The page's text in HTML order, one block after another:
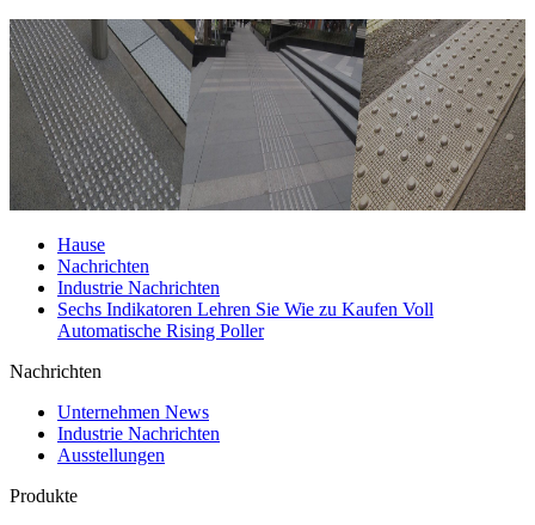
Hause
Nachrichten
Industrie Nachrichten
Sechs Indikatoren Lehren Sie Wie zu Kaufen Voll
Automatische Rising Poller
Nachrichten
Unternehmen News
Industrie Nachrichten
Ausstellungen
Produkte